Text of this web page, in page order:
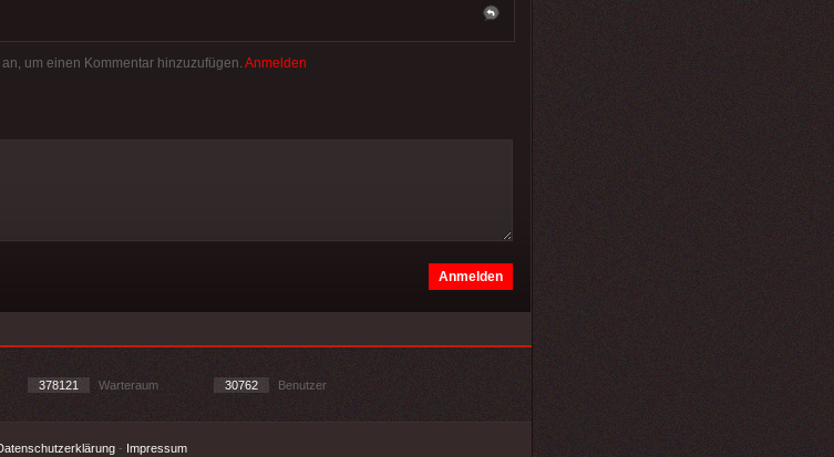
um einen Kommentar hinzuzufügen. Anmelden
378121 Warteraum 30762 Benutzer
- Impressum